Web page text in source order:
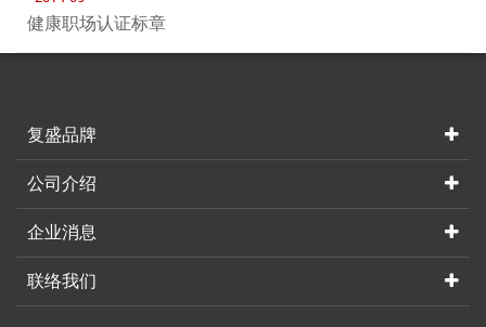
健康职场认证标章
复盛品牌
公司介绍
企业消息
联络我们